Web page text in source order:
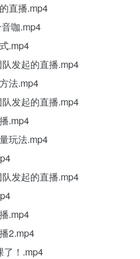
直播.mp4
咖.mp4
.mp4
队发起的直播.mp4
法.mp4
队发起的直播.mp4
.mp4
玩法.mp4
队发起的直播.mp4
.mp4
2.mp4
了！.mp4